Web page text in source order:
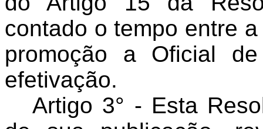
contado o tempo entre
promoção a Oficial
efetivação.
Artigo 3° - Esta